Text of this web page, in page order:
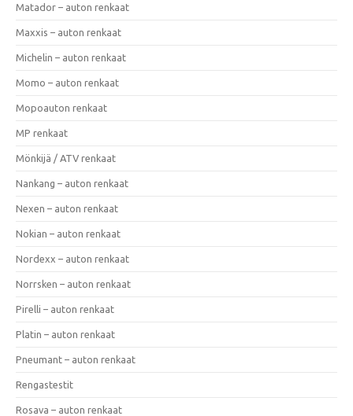
Matador – auton renkaat
Maxxis – auton renkaat
Michelin – auton renkaat
Momo – auton renkaat
Mopoauton renkaat
MP renkaat
Mönkijä / ATV renkaat
Nankang – auton renkaat
Nexen – auton renkaat
Nokian – auton renkaat
Nordexx – auton renkaat
Norrsken – auton renkaat
Pirelli – auton renkaat
Platin – auton renkaat
Pneumant – auton renkaat
Rengastestit
Rosava – auton renkaat